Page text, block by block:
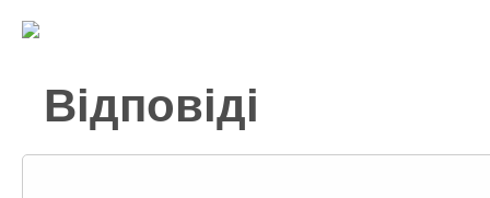
Відповіді